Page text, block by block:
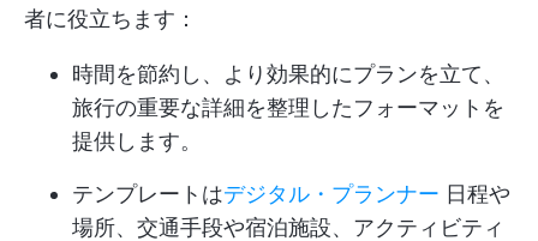
者に役立ちます：
時間を節約し、より効果的にプランを立て、
旅行の重要な詳細を整理したフォーマットを
提供します。
テンプレートはデジタル・プランナー 日程や
場所、交通手段や宿泊施設、アクティビティ